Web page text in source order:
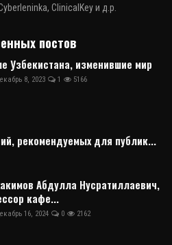
ClinicalKey и д.р.
постов
Узбекистана, изменившие мир
8, 2023 1 5166
рекомендуемых для публик...
Абдулла Нусратиллаевич,
кафе...
16, 2024 0 2162